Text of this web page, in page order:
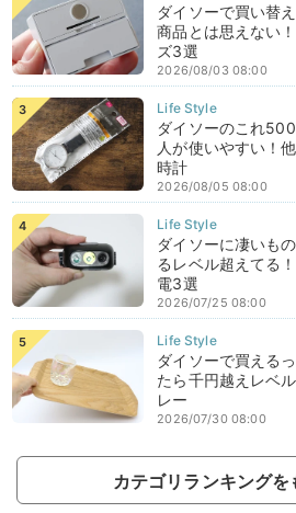
ダイソーで買い替
商品とは思えない
ズ3選
2026/08/03 08:00
ダイソーのこれ
人が使いやすい！
時計
2026/08/05 08:00
ダイソーに凄いも
るレベル超えてる
電3選
2026/07/25 08:00
ダイソーで買える
たら千円越えレベ
レー
2026/07/30 08:00
カテゴリランキングを